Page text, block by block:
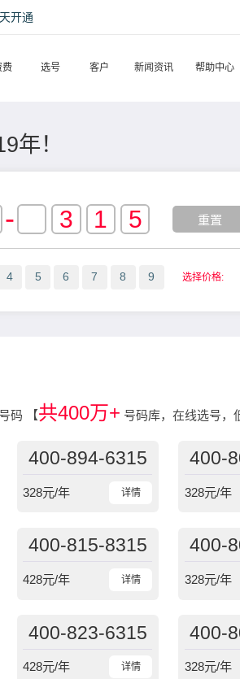
开通
费 选号 客户 新闻资讯 帮助中心
年！
- 重置
4 5 6 7 8 9 选择价格:
码 【共400万+ 号码库，在线选号，
400-894-6315
详情
328元/年
400-
328元/年
400-815-8315
详情
428元/年
400-
328元/年
400-823-6315
详情
428元/年
400-
328元/年